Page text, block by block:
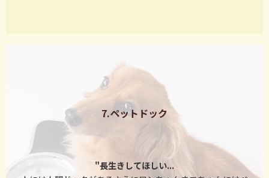
7.ペットドック
"長生きしてほしい...